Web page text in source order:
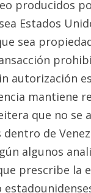
producidos
Estados
sea
autorización
mantiene
que no se
de
algunos
prescribe